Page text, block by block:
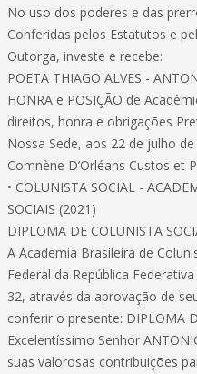
No uso dos poderes e das
Conferidas pelos Estatutos e
Outorga, investe e recebe:
POETA THIAGO ALVES -
HONRA e POSIÇÃO de
direitos, honra e obrigações
Nossa Sede, aos 22 de julho
Comnène D’Orléans Custos et
• COLUNISTA SOCIAL -
SOCIAIS (2021)
DIPLOMA DE COLUNISTA
A Academia Brasileira de
Federal da República
32, através da aprovação de
conferir o presente: DIPLOMA
Excelentíssimo Senhor
suas valorosas contribuições